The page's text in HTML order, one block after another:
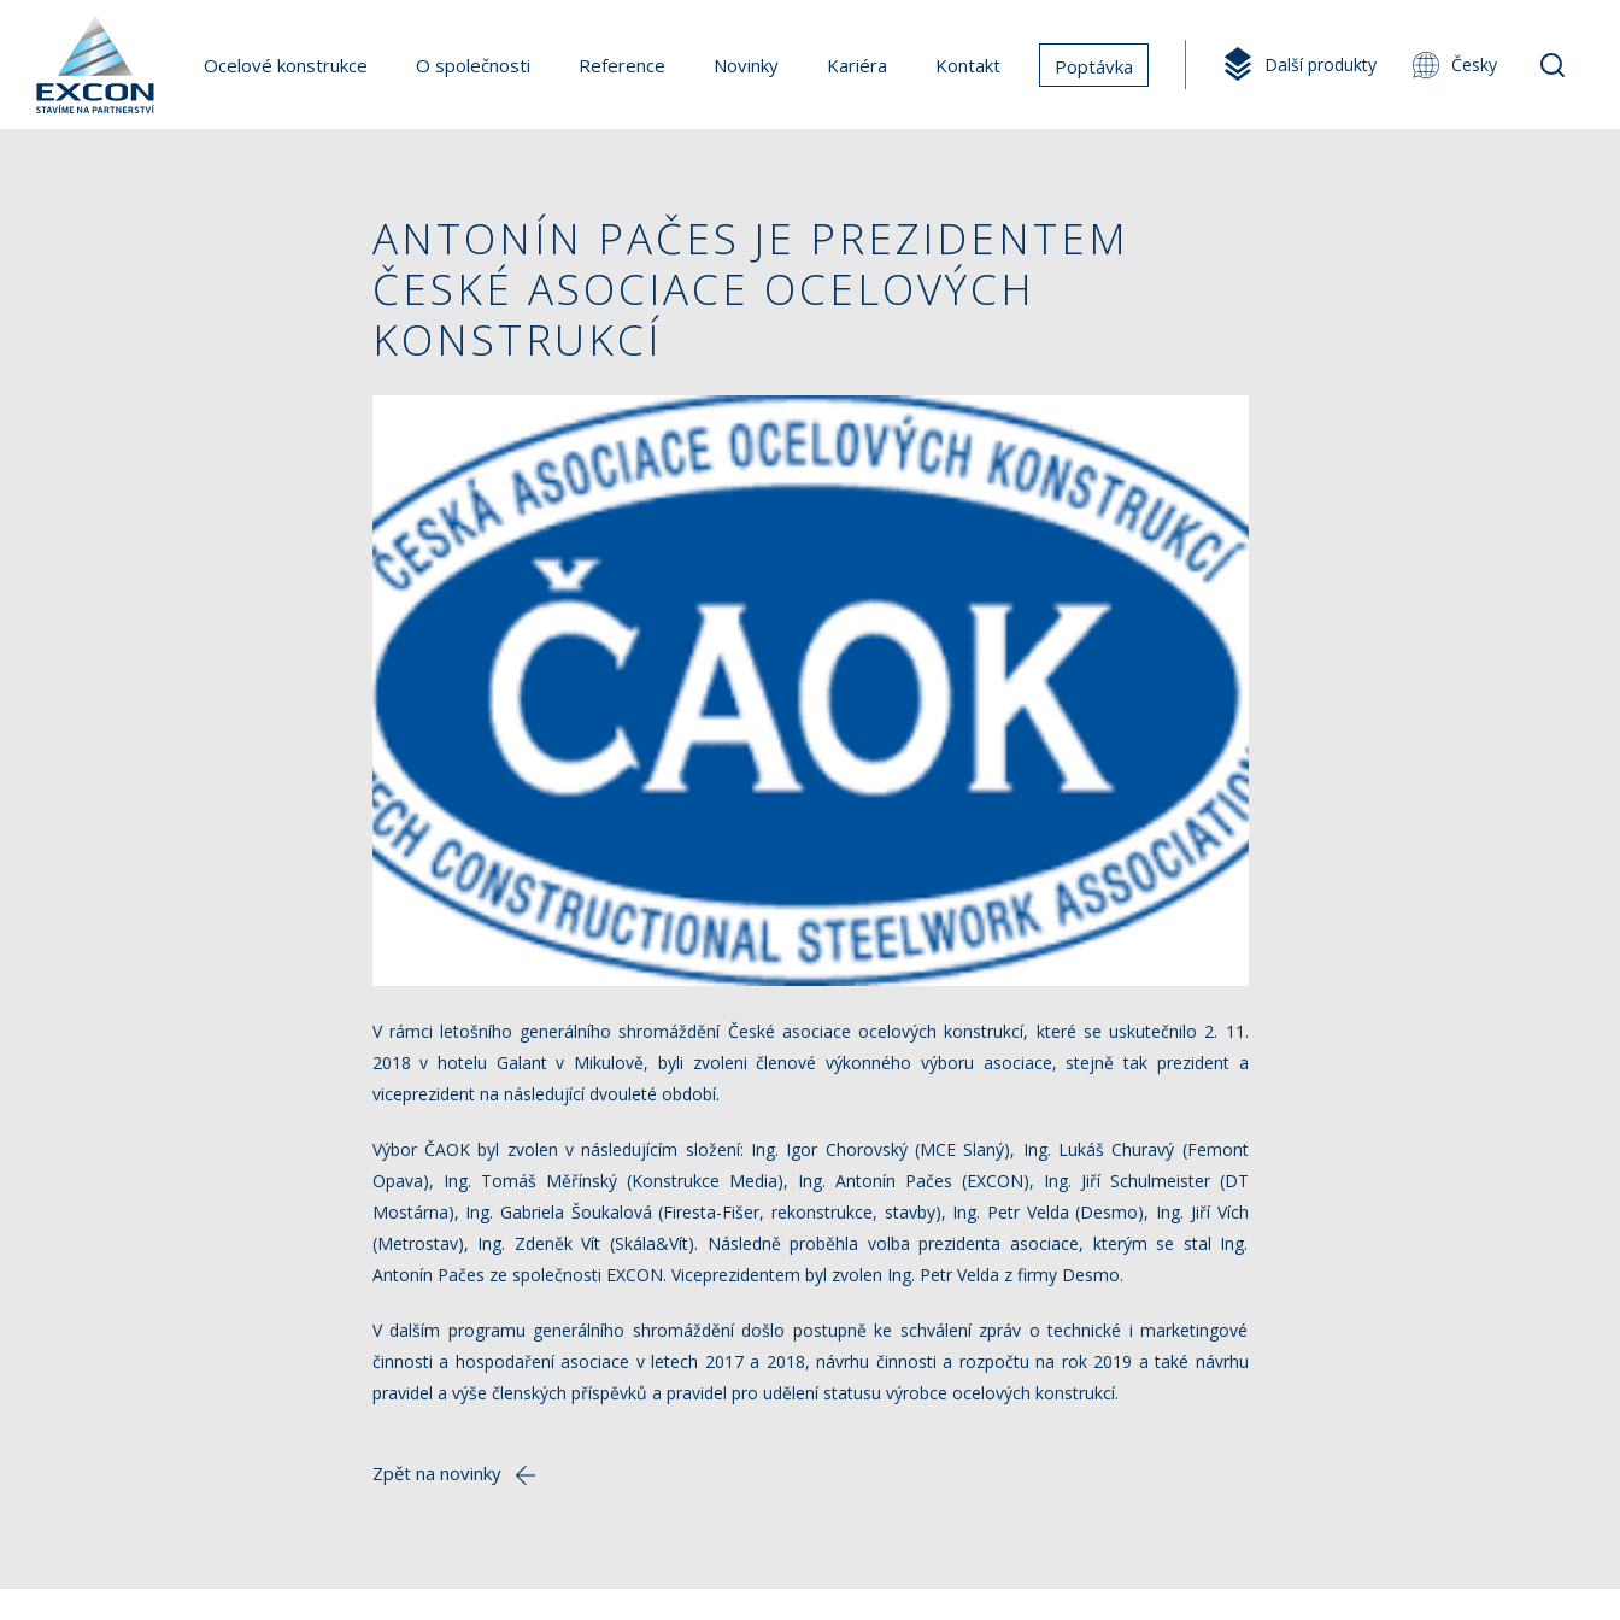
Ocelové konstrukce O společnosti Reference Novinky Kariéra Kontakt Poptávka Další produkty Česky
ANTONÍN PAČES JE PREZIDENTEM
ČESKÉ ASOCIACE OCELOVÝCH
KONSTRUKCÍ
V rámci letošního generálního shromáždění České asociace ocelových konstrukcí, které se uskutečnilo 2. 11.
2018 v hotelu Galant v Mikulově, byli zvoleni členové výkonného výboru asociace, stejně tak prezident a
viceprezident na následující dvouleté období.
Výbor ČAOK byl zvolen v následujícím složení: Ing. Igor Chorovský (MCE Slaný), Ing. Lukáš Churavý (Femont
Opava), Ing. Tomáš Měřínský (Konstrukce Media), Ing. Antonín Pačes (EXCON), Ing. Jiří Schulmeister (DT
Mostárna), Ing. Gabriela Šoukalová (Firesta-Fišer, rekonstrukce, stavby), Ing. Petr Velda (Desmo), Ing. Jiří Vích
(Metrostav), Ing. Zdeněk Vít (Skála&Vít). Následně proběhla volba prezidenta asociace, kterým se stal Ing.
Antonín Pačes ze společnosti EXCON. Viceprezidentem byl zvolen Ing. Petr Velda z firmy Desmo.
V dalším programu generálního shromáždění došlo postupně ke schválení zpráv o technické i marketingové
činnosti a hospodaření asociace v letech 2017 a 2018, návrhu činnosti a rozpočtu na rok 2019 a také návrhu
pravidel a výše členských příspěvků a pravidel pro udělení statusu výrobce ocelových konstrukcí.
Zpět na novinky